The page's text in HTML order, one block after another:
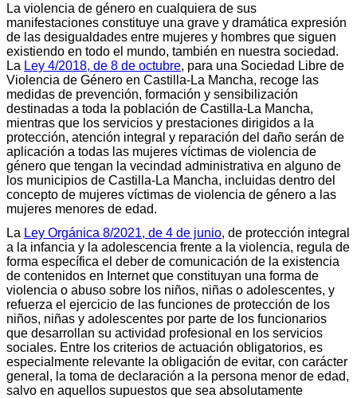
La violencia de género en cualquiera de sus
manifestaciones constituye una grave y dramática expresión
de las desigualdades entre mujeres y hombres que siguen
existiendo en todo el mundo, también en nuestra sociedad.
La Ley 4/2018, de 8 de octubre, para una Sociedad Libre de
Violencia de Género en Castilla-La Mancha, recoge las
medidas de prevención, formación y sensibilización
destinadas a toda la población de Castilla-La Mancha,
mientras que los servicios y prestaciones dirigidos a la
protección, atención integral y reparación del daño serán de
aplicación a todas las mujeres víctimas de violencia de
género que tengan la vecindad administrativa en alguno de
los municipios de Castilla-La Mancha, incluidas dentro del
concepto de mujeres víctimas de violencia de género a las
mujeres menores de edad.
La Ley Orgánica 8/2021, de 4 de junio, de protección integral
a la infancia y la adolescencia frente a la violencia, regula de
forma específica el deber de comunicación de la existencia
de contenidos en Internet que constituyan una forma de
violencia o abuso sobre los niños, niñas o adolescentes, y
refuerza el ejercicio de las funciones de protección de los
niños, niñas y adolescentes por parte de los funcionarios
que desarrollan su actividad profesional en los servicios
sociales. Entre los criterios de actuación obligatorios, es
especialmente relevante la obligación de evitar, con carácter
general, la toma de declaración a la persona menor de edad,
salvo en aquellos supuestos que sea absolutamente